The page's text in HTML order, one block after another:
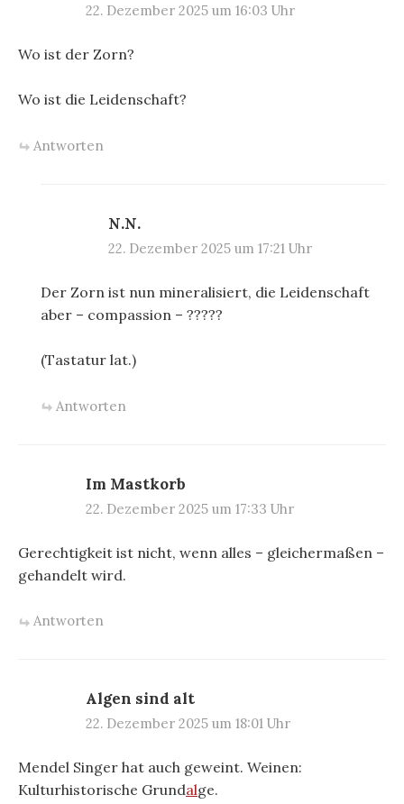
22. Dezember 2025 um 16:03 Uhr
Wo ist der Zorn?
Wo ist die Leidenschaft?
Antworten
N.N.
22. Dezember 2025 um 17:21 Uhr
Der Zorn ist nun mineralisiert, die Leidenschaft
aber – compassion – ?????
(Tastatur lat.)
Antworten
Im Mastkorb
22. Dezember 2025 um 17:33 Uhr
Gerechtigkeit ist nicht, wenn alles – gleichermaßen –
gehandelt wird.
Antworten
Algen sind alt
22. Dezember 2025 um 18:01 Uhr
Mendel Singer hat auch geweint. Weinen:
Kulturhistorische Grundalge.